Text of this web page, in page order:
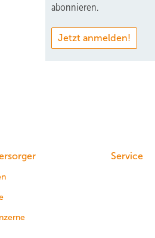
abonnieren.
Jetzt anmelden!
Service